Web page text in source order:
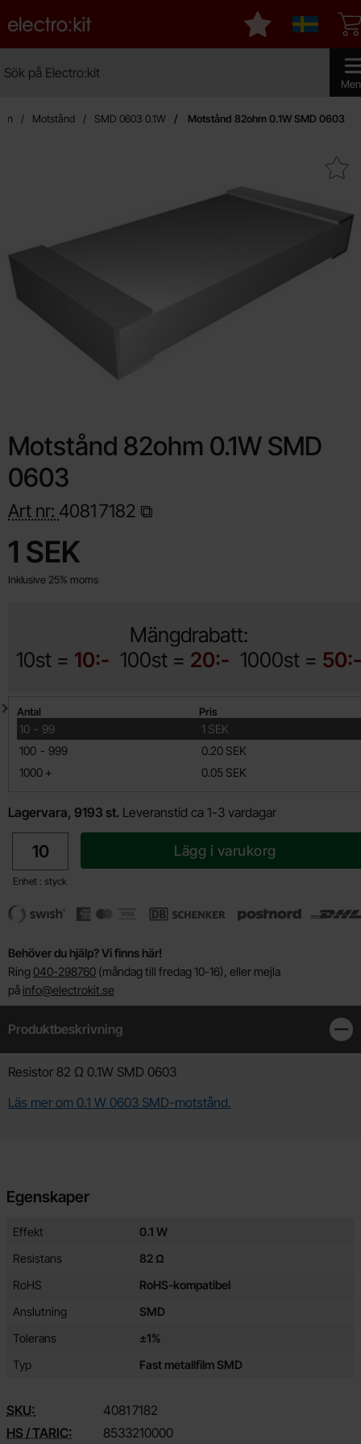
Startsidan för Electro:kit
Sverige
Mina favoriter
Motstånd SMD 0603 0.1W Motstånd 82ohm 0.1W SMD 0603
Makera motstånd 82ohm
Motstånd 82ohm 0.1W SMD
0603
Art nr: 40817182
pris
1 SEK
Inklusive 25% moms
Mängdrabatt:
10st = 10:- 100st = 20:- 1000st = 50:-
Mängdrabatt
Antal Pris
10 -
till 99
1 SEK
100 -
till 999
0.20 SEK
1000 +
till 0.05 SEK
Lagervara, 9193 st. Leveranstid ca 1-3 vardagar
Enhet : styck
Lägg i varukorg
Behöver du hjälp? Vi finns här!
Ring 040-298760 (måndag till fredag 10-16), eller mejla
på info@electrokit.se
Produktbeskrivning
Produktbeskrivning
Resistor 82 Ω 0.1W SMD 0603
Läs mer om 0.1 W 0603 SMD-motstånd.
Egenskaper
Egenskaper/attribut för denna produkt
Attribut
Effekt
0.1 W
Resistans
82 Ω
RoHS
RoHS-kompatibel
Anslutning
SMD
Tolerans
±1%
Typ
Fast metallfilm SMD
SKU: 4081 7182
HS / TARIC:
8533210000